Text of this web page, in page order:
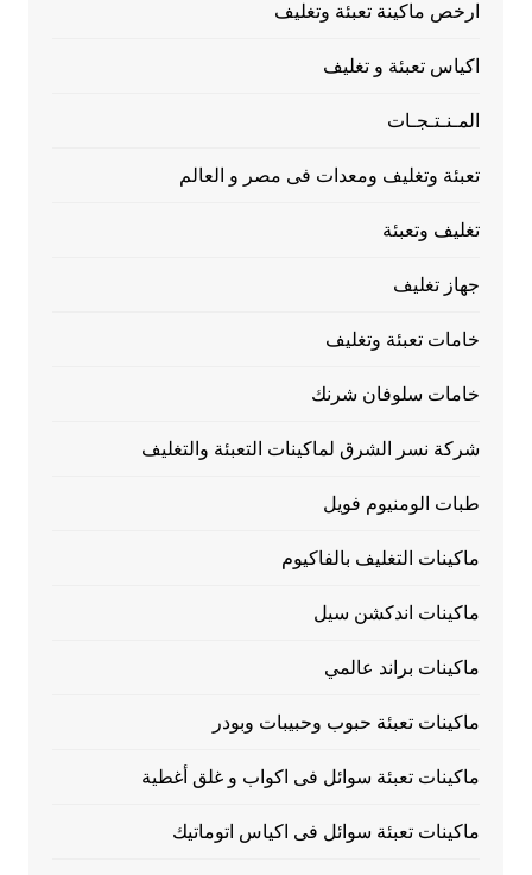
ارخص ماكينة تعبئة وتغليف
اكياس تعبئة و تغليف
المـنـتـجـات
تعبئة وتغليف ومعدات فى مصر و العالم
تغليف وتعبئة
جهاز تغليف
خامات تعبئة وتغليف
خامات سلوفان شرنك
شركة نسر الشرق لماكينات التعبئة والتغليف
طبات الومنيوم فويل
ماكينات التغليف بالفاكيوم
ماكينات اندكشن سيل
ماكينات براند عالمي
ماكينات تعبئة حبوب وحبيبات وبودر
ماكينات تعبئة سوائل فى اكواب و غلق أغطية
ماكينات تعبئة سوائل فى اكياس اتوماتيك